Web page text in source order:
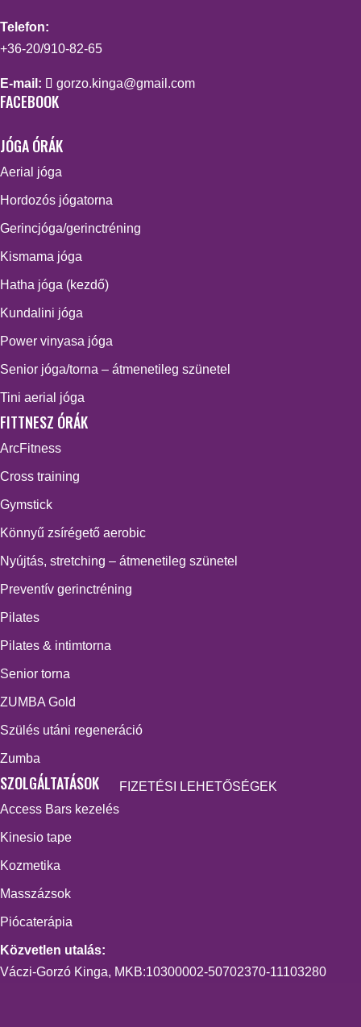
Telefon:
+36-20/910-82-65
E-mail: gorzo.kinga@gmail.com
FACEBOOK
JÓGA ÓRÁK
Aerial jóga
Hordozós jógatorna
Gerincjóga/gerinctréning
Kismama jóga
Hatha jóga (kezdő)
Kundalini jóga
Power vinyasa jóga
Senior jóga/torna – átmenetileg szünetel
Tini aerial jóga
FITTNESZ ÓRÁK
ArcFitness
Cross training
Gymstick
Könnyű zsírégető aerobic
Nyújtás, stretching – átmenetileg szünetel
Preventív gerinctréning
Pilates
Pilates & intimtorna
Senior torna
ZUMBA Gold
Szülés utáni regeneráció
Zumba
SZOLGÁLTATÁSOK
Access Bars kezelés
Kinesio tape
Kozmetika
Masszázsok
Piócaterápia
FIZETÉSI LEHETŐSÉGEK
Közvetlen utalás:
Váczi-Gorzó Kinga, MKB:10300002-50702370-11103280